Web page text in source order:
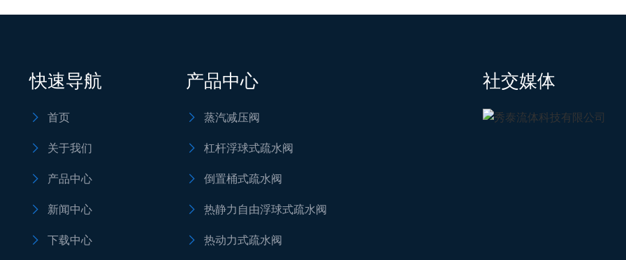
快速导航
 首页
 关于我们
 产品中心
 新闻中心
 下载中心
产品中心
 蒸汽减压阀
 杠杆浮球式疏水阀
 倒置桶式疏水阀
 热静力自由浮球式疏水阀
 热动力式疏水阀
社交媒体